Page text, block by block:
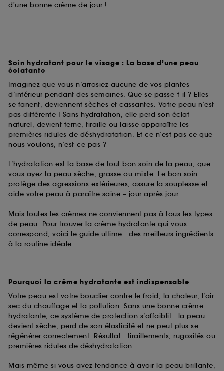
d'une bonne crème de jour !
Soin hydratant pour le visage : La base d’une peau
éclatante
Imaginez que vous n’arrosiez aucune de vos plantes
d’intérieur pendant des semaines. Que se passe-t-il ? Elles
se fanent, deviennent sèches et cassantes. Votre peau n’est
pas différente ! Sans hydratation, elle perd son éclat
naturel, devient terne, tiraille ou laisse apparaître les
premières ridules de déshydratation. Et ce n’est pas ce que
nous voulons, n’est-ce pas ?
L’hydratation est la base de tout bon soin de la peau, que
vous ayez la peau sèche, grasse ou mixte. Le bon soin
protège des agressions extérieures, assure la souplesse et
aide votre peau à paraître saine – jour après jour.
Mais toutes les crèmes ne conviennent pas à tous les types
de peau. Pour trouver la crème hydratante qui vous
correspond, voici le guide ultime : des meilleurs ingrédients
à la routine idéale.
Pourquoi la crème hydratante est indispensable
Votre peau est votre bouclier contre le froid, la chaleur, l’air
sec du chauffage et la pollution. Sans une bonne crème
hydratante, ce système de protection s’affaiblit : la peau
devient sèche, perd de son élasticité et ne peut plus se
régénérer correctement. Résultat : tiraillements, rugosités ou
premières ridules de déshydratation.
Mais même si vous avez tendance à avoir la peau brillante,